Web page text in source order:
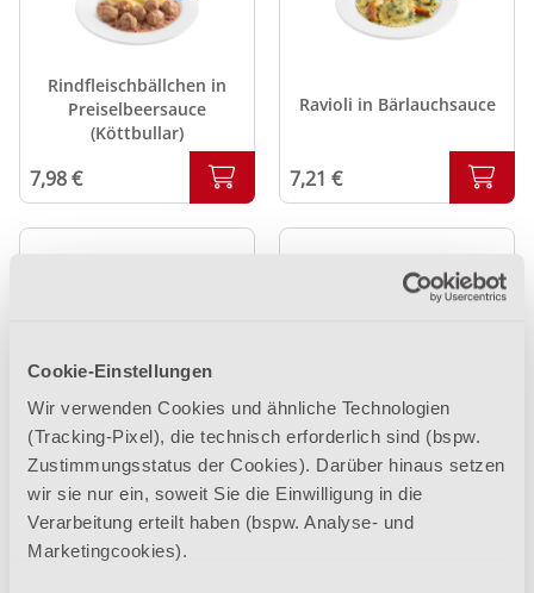
Cookie-Einstellungen
Wir verwenden Cookies und ähnliche Technologien
(Tracking-Pixel), die technisch erforderlich sind (bspw.
Zustimmungsstatus der Cookies). Darüber hinaus setzen
wir sie nur ein, soweit Sie die Einwilligung in die
Verarbeitung erteilt haben (bspw. Analyse- und
Marketingcookies).
Rindfleischbällchen in
Preiselbeersauce
(Köttbullar)
7,98 €
Ravioli in Bärlauchsauce
7,21 €
Spinatpalatschinken mit
Fetakäse auf
Tomatenragout
7,21 €
Edelpilzrisotto
Lieferbar ab 12.08.2026